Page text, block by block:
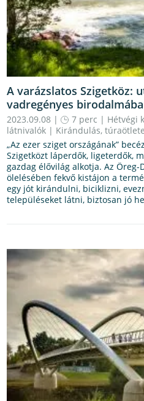
A varázslatos Szigetköz:
vadregényes birodalmába
2023.09.08 | 7 perc | Hétvégi
látnivalók | Kirándulás,
„Az ezer sziget országának”
Szigetközt láperdők, ligeterdők,
gazdag élővilág alkotja. Az
ölelésében fekvő kistájon a
egy jót kirándulni, biciklizni,
településeket látni, biztosan jó